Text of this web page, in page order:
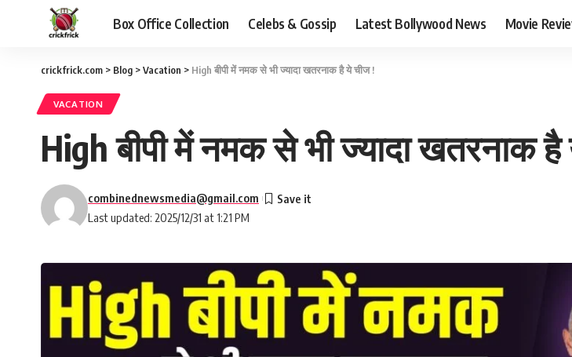
Box Office Collection Celebs & Gossip Latest Bollywood News Movie
crickfrick.com > Blog >Vacation > High बीपी में नमक से भी ज्यादा खतरनाक है ये चीज !
VACATION
High बीपी में नमक से भी ज्यादा खतरनाक
Last updated: 2025/12/31 at 1:21 PM
combinednewsmedia@gmail.com